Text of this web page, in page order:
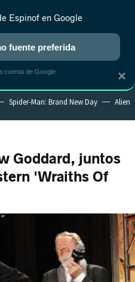
NUEVO
ANIME RANKINGS CINE
Spider-Man: Brand New Day Alien
Goddard, juntos
'Wraiths Of
×
Espinof en Google
fuente preferida
cuenta de Google